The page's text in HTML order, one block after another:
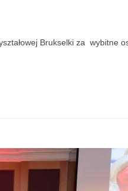
Brukselki za wybitne